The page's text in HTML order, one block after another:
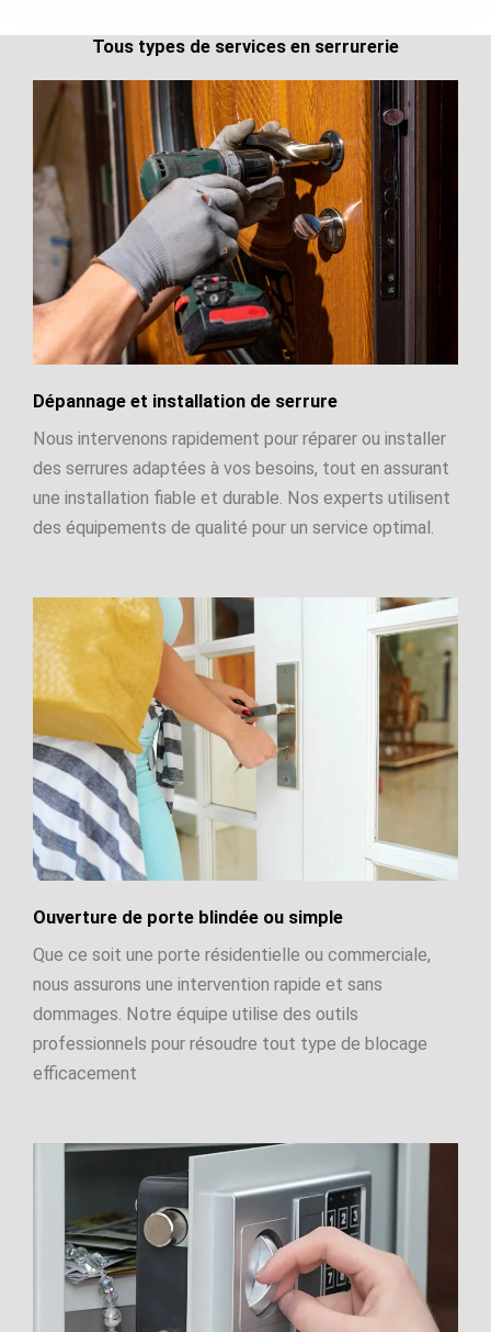
Tous types de services en serrurerie
Dépannage et installation de serrure
Nous intervenons rapidement pour réparer ou installer
des serrures adaptées à vos besoins, tout en assurant
une installation fiable et durable. Nos experts utilisent
des équipements de qualité pour un service optimal.
Ouverture de porte blindée ou simple
Que ce soit une porte résidentielle ou commerciale,
nous assurons une intervention rapide et sans
dommages. Notre équipe utilise des outils
professionnels pour résoudre tout type de blocage
efficacement